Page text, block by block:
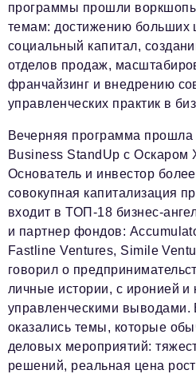
программы прошли
темам: достижению больших
социальный капитал,
отделов продаж,
франчайзинг и внедрению
управленческих практик в
Вечерняя программа
Business StandUp с Оскаром
Основатель и инвестор
совокупная капитализация
входит в ТОП-18 бизнес-
и партнер фондов:
Fastline Ventures, Simile
говорил о
личные истории, с иронией и
управленческими выводами.
оказались темы, которые
деловых мероприятий:
решений, реальная цена